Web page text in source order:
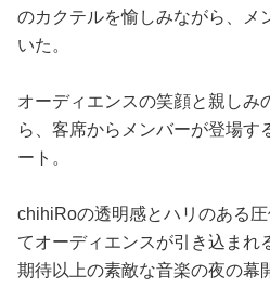
のカクテルを愉しみながら、メ
いた。
オーディエンスの笑顔と親しみ
ら、客席からメンバーが登場す
ート。
chihiRoの透明感とハリのある
てオーディエンスが引き込まれ
期待以上の素敵な音楽の夜の幕